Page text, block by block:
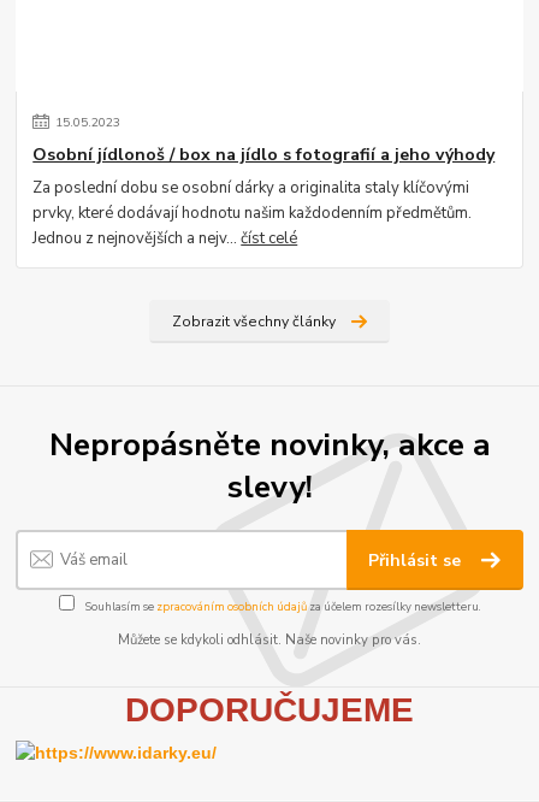
15.05.2023
Osobní jídlonoš / box na jídlo s fotografií a jeho výhody
Za poslední dobu se osobní dárky a originalita staly klíčovými
prvky, které dodávají hodnotu našim každodenním předmětům.
Jednou z nejnovějších a nejv...číst celé
Zobrazit všechny články
Nepropásněte novinky, akce a
slevy!
Přihlásit se
Souhlasím se zpracováním osobních údajůza účelem rozesílky newsletteru.
Můžete se kdykoli odhlásit. Naše novinky pro vás.
DOPORUČUJEME